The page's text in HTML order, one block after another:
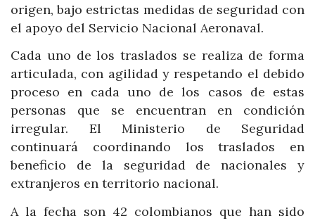
origen, bajo estrictas medidas de seguridad con
el apoyo del Servicio Nacional Aeronaval.
Cada uno de los traslados se realiza de forma
articulada, con agilidad y respetando el debido
proceso en cada uno de los casos de estas
personas que se encuentran en condición
irregular. El Ministerio de Seguridad
continuará coordinando los traslados en
beneficio de la seguridad de nacionales y
extranjeros en territorio nacional.
A la fecha son 42 colombianos que han sido